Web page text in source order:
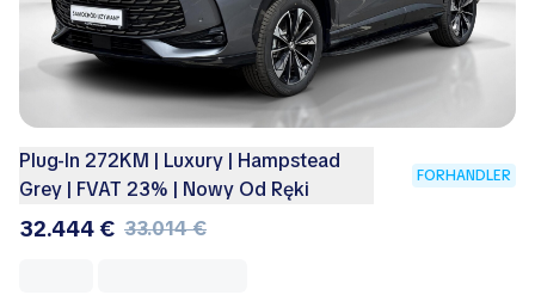
Plug-In 272KM | Luxury | Hampstead
Grey | FVAT 23% | Nowy Od Ręki
FORHANDLER
32.444 € 33.014 €